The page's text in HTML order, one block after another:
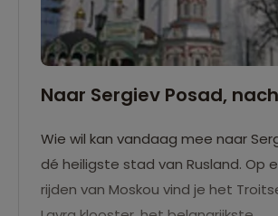
Naar Sergiev Posad,
Wie wil kan vandaag mee naar
dé heiligste stad van Rusland. Op
rijden van Moskou vind je het